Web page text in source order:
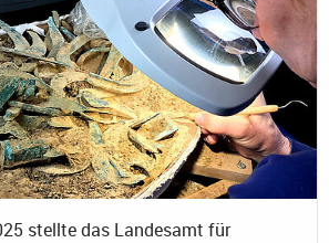
stellte das Landesamt für